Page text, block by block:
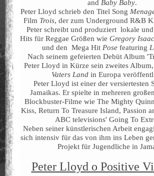
and Baby Baby.
Peter Lloyd schrieb den Titel Song
Film Trois, der zum Underground R&B
Peter schreibt und produziert lokale
Hits für Reggae Größen wie Gregory
und den Mega Hit Pose featuring
Nach seinem gefeierten Debüt Album
Peter Lloyd in Kürze sein zweites Album,
Vaters Land in Europa
Peter Lloyd ist einer der versiertesten
Jamaikas. Er spielte in mehreren
Blockbuster-Filme wie The Mighty
Kiss, Return To Treasure Island, Passion
ABC televisions' Going To
Neben seiner künstlerischen Arbeit
sich intensiv für das von ihm ins Leben
Projekt für Jugendliche in
Peter Lloyd o Positive